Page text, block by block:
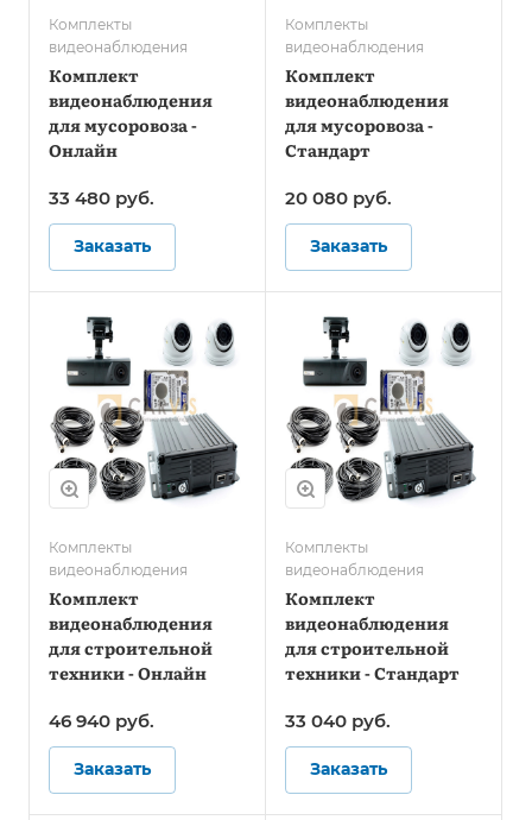
Комплекты
видеонаблюдения
Комплект
видеонаблюдения
для мусоровоза -
Онлайн
33 480 руб.
Заказать
Комплекты
видеонаблюдения
Комплект
видеонаблюдения
для мусоровоза -
Стандарт
20 080 руб.
Заказать
Комплекты
видеонаблюдения
Комплект
видеонаблюдения
для строительной
техники - Онлайн
46 940 руб.
Заказать
Комплекты
видеонаблюдения
Комплект
видеонаблюдения
для строительной
техники - Стандарт
33 040 руб.
Заказать